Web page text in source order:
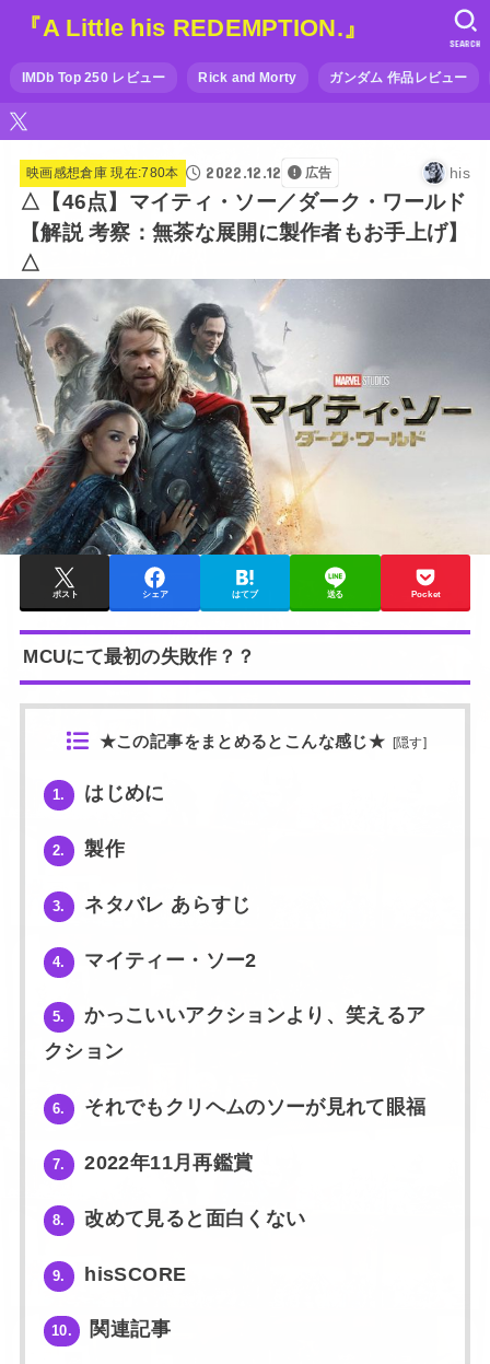
『A Little his REDEMPTION.』
IMDb Top 250 レビュー Rick and Morty ガンダム 作品レビュー
SEARCH
映画感想倉庫 現在:780本 2022.12.12 広告 his
△【46点】マイティ・ソー／ダーク・ワールド
【解説 考察：無茶な展開に製作者もお手上げ】
△
ポスト シェア はてブ 送る Pocket
MCUにて最初の失敗作？？
★この記事をまとめるとこんな感じ★ [隠す]
1. はじめに
2. 製作
3. ネタバレ あらすじ
4. マイティー・ソー2
5.
かっこいいアクションより、笑えるア
クション
6. それでもクリヘムのソーが見れて眼福
7. 2022年11月再鑑賞
8. 改めて見ると面白くない
9. hisSCORE
10. 関連記事